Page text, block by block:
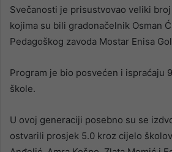
Svečanosti je prisustvovao veliki
kojima su bili gradonačelnik Osman
Pedagoškog zavoda Mostar Enisa
Program je bio posvećen i ispraćaju
škole.
U ovoj generaciji posebno su se
ostvarili prosjek 5.0 kroz cijelo